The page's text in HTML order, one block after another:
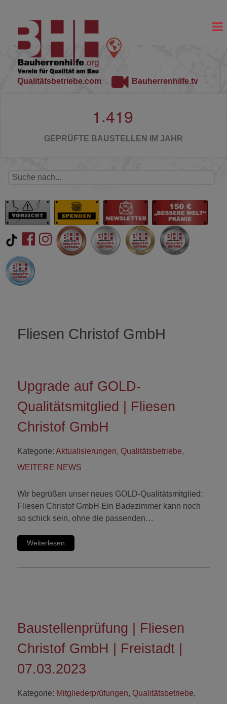
Qualitätsbetriebe.com Bauherrenhilfe.tv
1 .419
GEPRÜFTE BAUSTELLEN IM JAHR
Fliesen Christof GmbH
Upgrade auf GOLD-
Qualitätsmitglied | Fliesen
Christof GmbH
Kategorie: Aktualisierungen, Qualitätsbetriebe,
WEITERE NEWS
Wir begrüßen unser neues GOLD-Qualitätsmitglied:
Fliesen Christof GmbH Ein Badezimmer kann noch
so schick sein, ohne die passenden…
Weiterlesen
Baustellenprüfung | Fliesen
Christof GmbH | Freistadt |
07.03.2023
Kategorie: Mitgliederprüfungen, Qualitätsbetriebe,